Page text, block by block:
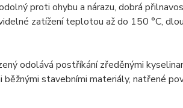
proti ohybu a nárazu, dobrá
zatížení teplotou až do 150 °C,
odolává postříkání zředěnými
stavebními materiály, natřené